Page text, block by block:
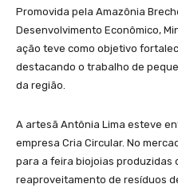
Promovida pela Amazônia
Desenvolvimento Econômico,
ação teve como objetivo
destacando o trabalho de
da região.
A artesã Antônia Lima esteve
empresa Cria Circular. No
para a feira biojoias produzidas
reaproveitamento de resíduos